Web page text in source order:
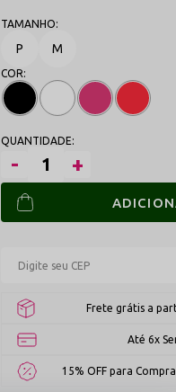
P M
Frete grátis a
Até 6x
15% OFF para